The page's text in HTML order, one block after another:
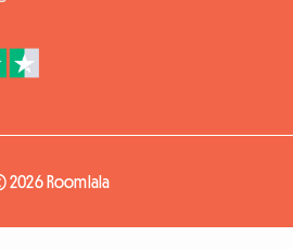
2026 Roomlala